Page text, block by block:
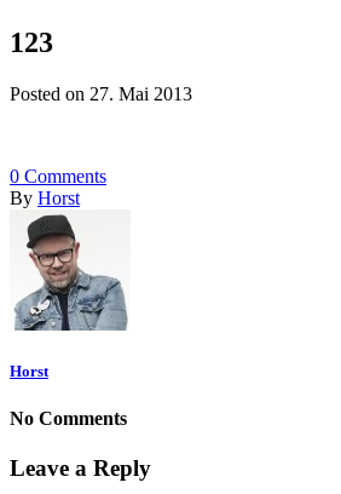
123
Posted on 27. Mai 2013
0 Comments
By Horst
Horst
No Comments
Leave a Reply